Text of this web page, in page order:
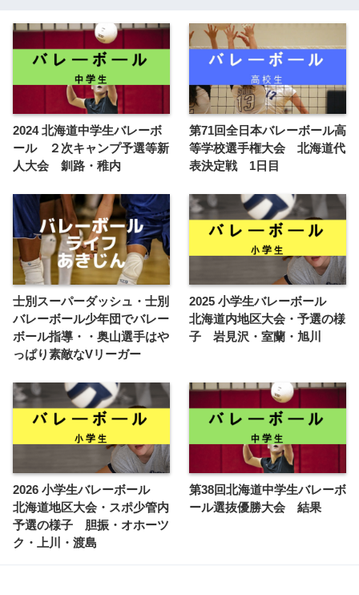
2024 北海道中学生バレーボ
ール ２次キャンプ予選等新
人大会 釧路・稚内
第71回全日本バレーボール高
等学校選手権大会 北海道代
表決定戦 1日目
士別スーパーダッシュ・士別
バレーボール少年団でバレー
ボール指導・・奥山選手はや
っぱり素敵なVリーガー
2025 小学生バレーボール
北海道内地区大会・予選の様
子 岩見沢・室蘭・旭川
2026 小学生バレーボール
北海道地区大会・スポ少管内
予選の様子 胆振・オホーツ
ク・上川・渡島
第38回北海道中学生バレーボ
ール選抜優勝大会 結果